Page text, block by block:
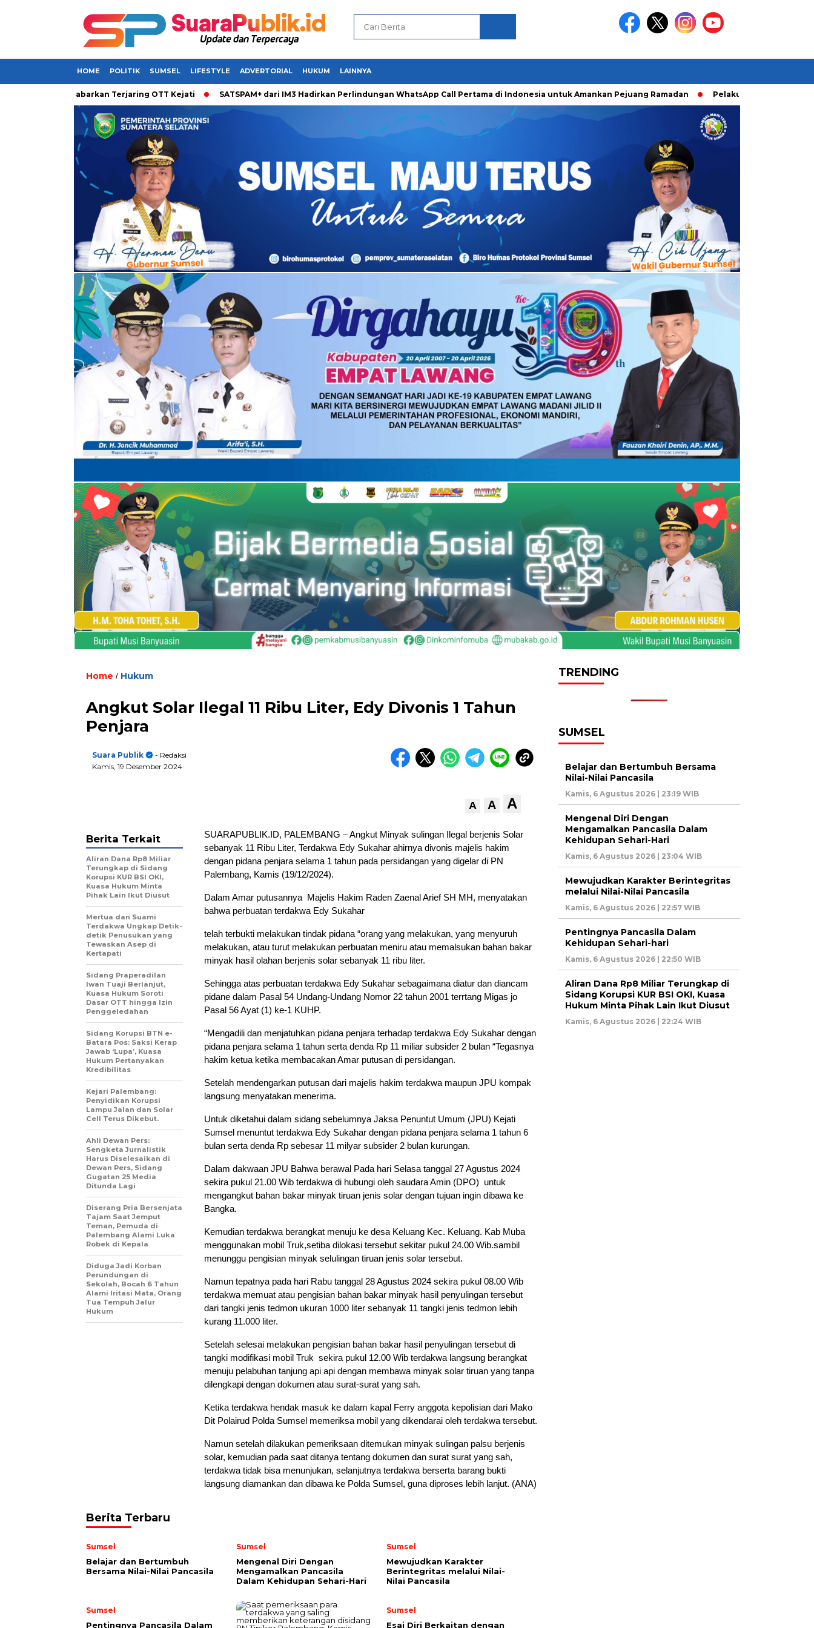
HOME POLITIK SUMSEL LIFESTYLE ADVERTORIAL HUKUM LAINNYA
Dikabarkan Terjaring OTT Kejati SATSPAM+ dari IM3 Hadirkan Perlindungan WhatsApp Call Pertama di Indonesia untuk Amankan Pejuang Ramadan Pelaku Curanmor diringkusi
Home / Hukum
Angkut Solar Ilegal 11 Ribu Liter, Edy Divonis 1 Tahun
Penjara
Suara Publik
- Redaksi
Kamis, 19 Desember 2024
A A A
SUARAPUBLIK.ID, PALEMBANG – Angkut Minyak sulingan Ilegal berjenis Solar
sebanyak 11 Ribu Liter, Terdakwa Edy Sukahar ahirnya divonis majelis hakim
dengan pidana penjara selama 1 tahun pada persidangan yang digelar di PN
Palembang, Kamis (19/12/2024).
Dalam Amar putusannya Majelis Hakim Raden Zaenal Arief SH MH, menyatakan
bahwa perbuatan terdakwa Edy Sukahar
telah terbukti melakukan tindak pidana “orang yang melakukan, yang menyuruh
melakukan, atau turut melakukan perbuatan meniru atau memalsukan bahan bakar
minyak hasil olahan berjenis solar sebanyak 11 ribu liter.
Sehingga atas perbuatan terdakwa Edy Sukahar sebagaimana diatur dan diancam
pidane dalam Pasal 54 Undang-Undang Nomor 22 tahun 2001 terrtang Migas jo
Pasal 56 Ayat (1) ke-1 KUHP.
“Mengadili dan menjatuhkan pidana penjara terhadap terdakwa Edy Sukahar dengan
pidana penjara selama 1 tahun serta denda Rp 11 miliar subsider 2 bulan “Tegasnya
hakim ketua ketika membacakan Amar putusan di persidangan.
Setelah mendengarkan putusan dari majelis hakim terdakwa maupun JPU kompak
langsung menyatakan menerima.
Untuk diketahui dalam sidang sebelumnya Jaksa Penuntut Umum (JPU) Kejati
Sumsel menuntut terdakwa Edy Sukahar dengan pidana penjara selama 1 tahun 6
bulan serta denda Rp sebesar 11 milyar subsider 2 bulan kurungan.
Dalam dakwaan JPU Bahwa berawal Pada hari Selasa tanggal 27 Agustus 2024
sekira pukul 21.00 Wib terdakwa di hubungi oleh saudara Amin (DPO) untuk
mengangkut bahan bakar minyak tiruan jenis solar dengan tujuan ingin dibawa ke
Bangka.
Kemudian terdakwa berangkat menuju ke desa Keluang Kec. Keluang. Kab Muba
menggunakan mobil Truk,setiba dilokasi tersebut sekitar pukul 24.00 Wib.sambil
menunggu pengisian minyak selulingan tiruan jenis solar tersebut.
Namun tepatnya pada hari Rabu tanggal 28 Agustus 2024 sekira pukul 08.00 Wib
terdakwa memuat atau pengisian bahan bakar minyak hasil penyulingan tersebut
dari tangki jenis tedmon ukuran 1000 liter sebanyak 11 tangki jenis tedmon lebih
kurang 11.000 liter.
Setelah selesai melakukan pengisian bahan bakar hasil penyulingan tersebut di
tangki modifikasi mobil Truk sekira pukul 12.00 Wib terdakwa langsung berangkat
menuju pelabuhan tanjung api api dengan membawa minyak solar tiruan yang tanpa
dilengkapi dengan dokumen atau surat-surat yang sah.
Ketika terdakwa hendak masuk ke dalam kapal Ferry anggota kepolisian dari Mako
Dit Polairud Polda Sumsel memeriksa mobil yang dikendarai oleh terdakwa tersebut.
Namun setelah dilakukan pemeriksaan ditemukan minyak sulingan palsu berjenis
solar, kemudian pada saat ditanya tentang dokumen dan surat surat yang sah,
terdakwa tidak bisa menunjukan, selanjutnya terdakwa berserta barang bukti
langsung diamankan dan dibawa ke Polda Sumsel, guna diproses lebih lanjut. (ANA)
Berita Terkait
Aliran Dana Rp8 Miliar
Terungkap di Sidang
Korupsi KUR BSI OKI,
Kuasa Hukum Minta
Pihak Lain Ikut Diusut
Mertua dan Suami
Terdakwa Ungkap Detik-
detik Penusukan yang
Tewaskan Asep di
Kertapati
Sidang Praperadilan
Iwan Tuaji Berlanjut,
Kuasa Hukum Soroti
Dasar OTT hingga Izin
Penggeledahan
Sidang Korupsi BTN e-
Batara Pos: Saksi Kerap
Jawab ‘Lupa’, Kuasa
Hukum Pertanyakan
Kredibilitas
Kejari Palembang:
Penyidikan Korupsi
Lampu Jalan dan Solar
Cell Terus Dikebut.
Ahli Dewan Pers:
Sengketa Jurnalistik
Harus Diselesaikan di
Dewan Pers, Sidang
Gugatan 25 Media
Ditunda Lagi
Diserang Pria Bersenjata
Tajam Saat Jemput
Teman, Pemuda di
Palembang Alami Luka
Robek di Kepala
Diduga Jadi Korban
Perundungan di
Sekolah, Bocah 6 Tahun
Alami Iritasi Mata, Orang
Tua Tempuh Jalur
Hukum
Berita Terbaru
Sumsel
Belajar dan Bertumbuh
Bersama Nilai-Nilai Pancasila
Sumsel
Mengenal Diri Dengan
Mengamalkan Pancasila
Dalam Kehidupan Sehari-Hari
Sumsel
Mewujudkan Karakter
Berintegritas melalui Nilai-
Nilai Pancasila
Sumsel
Pentingnya Pancasila Dalam
Sumsel
Esai Diri Berkaitan dengan
TRENDING
SUMSEL
Belajar dan Bertumbuh Bersama
Nilai-Nilai Pancasila
Kamis, 6 Agustus 2026 | 23:19 WIB
Mengenal Diri Dengan
Mengamalkan Pancasila Dalam
Kehidupan Sehari-Hari
Kamis, 6 Agustus 2026 | 23:04 WIB
Mewujudkan Karakter Berintegritas
melalui Nilai-Nilai Pancasila
Kamis, 6 Agustus 2026 | 22:57 WIB
Pentingnya Pancasila Dalam
Kehidupan Sehari-hari
Kamis, 6 Agustus 2026 | 22:50 WIB
Aliran Dana Rp8 Miliar Terungkap di
Sidang Korupsi KUR BSI OKI, Kuasa
Hukum Minta Pihak Lain Ikut Diusut
Kamis, 6 Agustus 2026 | 22:24 WIB